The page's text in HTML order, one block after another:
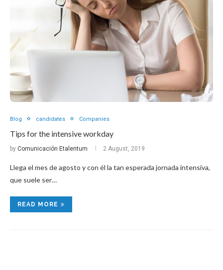
Blog candidates Companies
Tips for the intensive workday
by Comunicación Etalentum 2 August, 2019
Llega el mes de agosto y con él la tan esperada jornada intensiva,
que suele ser…
READ MORE